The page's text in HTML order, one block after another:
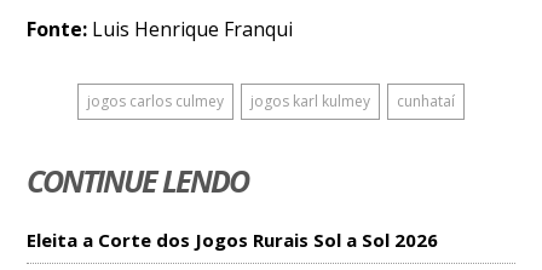
Fonte: Luis Henrique Franqui
jogos carlos culmey jogos karl kulmey cunhataí
CONTINUE LENDO
Eleita a Corte dos Jogos Rurais Sol a Sol 2026